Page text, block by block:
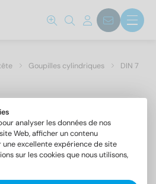
Goupilles cylindriques DIN 7
analyser les données de nos
Web, afficher un contenu
excellente expérience de site
sur les cookies que nous utilisons,